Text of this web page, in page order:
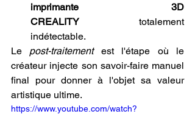
imprimante 3D
CREALITY totalement
indétectable.
Le post-traitement est l'étape où le
créateur injecte son savoir-faire manuel
final pour donner à l'objet sa valeur
artistique ultime.
https://www.youtube.com/watch?